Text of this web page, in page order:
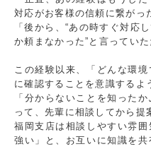
対応がお客様の信頼に繋がっ
「後から、“あの時すぐ対応
か頼まなかった”と言ってい
この経験以来、「どんな環
に確認することを意識するよ
「分からないことを知った
って、先輩に相談してから提
福岡支店は相談しやすい雰
強い」と、お互いに知識を